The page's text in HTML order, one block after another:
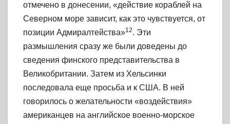
отмечено в донесении, «действие кораблей на
Северном море зависит, как это чувствуется, от
позиции Адмиралтейства»12. Эти
размышления сразу же были доведены до
сведения финского представительства в
Великобритании. Затем из Хельсинки
последовала еще просьба и к США. В ней
говорилось о желательности «воздействия»
американцев на английское военно-морское